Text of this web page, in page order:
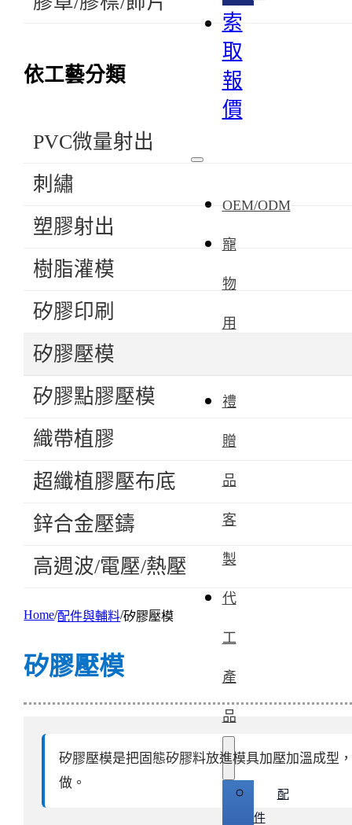
索
取
報
價
OEM/ODM
寵
物
用
禮
贈
品
客
製
代
工
產
品
配
件
依工藝分類
PVC微量射出
刺繡
塑膠射出
樹脂灌模
矽膠印刷
矽膠壓模
矽膠點膠壓模
織帶植膠
超纖植膠壓布底
鋅合金壓鑄
高週波/電壓/熱壓
Home 配件與輔料 矽膠壓模
矽膠壓模
矽膠壓模是把固態矽膠料放進模具加壓加溫成型
做。